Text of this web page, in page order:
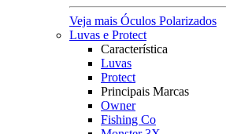
Veja mais Óculos Polarizados
Luvas e Protect
Característica
Luvas
Protect
Principais Marcas
Owner
Fishing Co